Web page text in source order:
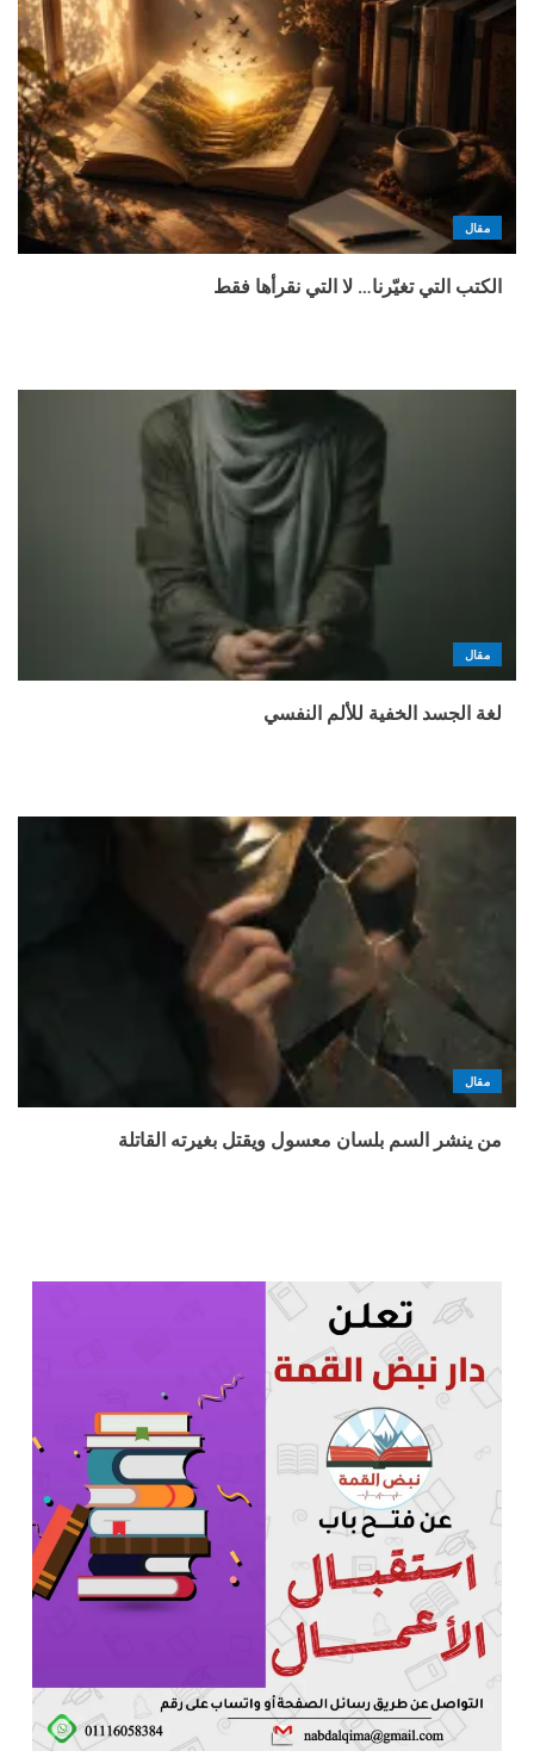
مقال
الكتب التي تغيّرنا… لا التي نقرأها فقط
مقال
لغة الجسد الخفية للألم النفسي
مقال
من ينشر السم بلسان معسول ويقتل بغيرته القاتلة